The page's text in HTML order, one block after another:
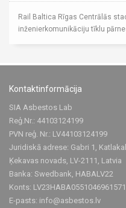
Rail Baltica Rīgas Centrālās
inženierkomunikāciju tīklu
Kontaktinformācija
SIA Asbestos Lab
Reģ.Nr.: 44103124199
PVN reģ. Nr.: LV44103124199
Juridiskā adrese: Gabri 1,
Ķekavas novads, LV-2111, Latvia
Banka: Swedbank, HABALV22
Konts: LV23HABA0551046961571
E-pasts: info@asbestos.lv